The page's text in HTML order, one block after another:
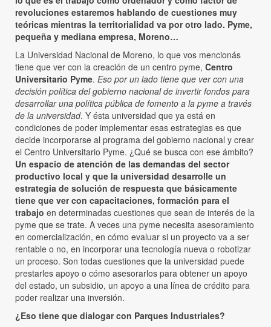
revoluciones estaremos hablando de cuestiones muy
teóricas mientras la territorialidad va por otro lado. Pyme,
pequeña y mediana empresa, Moreno…
La Universidad Nacional de Moreno, lo que vos mencionás
tiene que ver con la creación de un centro pyme, Centro
Universitario Pyme. Eso por un lado tiene que ver con una
decisión política del gobierno nacional de invertir fondos para
desarrollar una política pública de fomento a la pyme a través
de la universidad. Y ésta universidad que ya está en
condiciones de poder implementar esas estrategias es que
decide incorporarse al programa del gobierno nacional y crear
el Centro Universitario Pyme. ¿Qué se busca con ese ámbito?
Un espacio de atención de las demandas del sector
productivo local y que la universidad desarrolle un
estrategia de solución de respuesta que básicamente
tiene que ver con capacitaciones, formación para el
trabajo en determinadas cuestiones que sean de interés de la
pyme que se trate. A veces una pyme necesita asesoramiento
en comercialización, en cómo evaluar si un proyecto va a ser
rentable o no, en incorporar una tecnología nueva o robotizar
un proceso. Son todas cuestiones que la universidad puede
prestarles apoyo o cómo asesorarlos para obtener un apoyo
del estado, un subsidio, un apoyo a una línea de crédito para
poder realizar una inversión.
¿Eso tiene que dialogar con Parques Industriales?